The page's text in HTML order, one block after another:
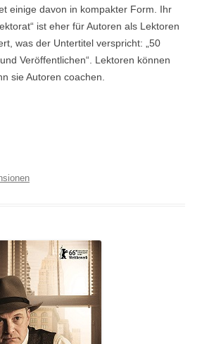
einige davon in kompakter Form. Ihr
ist eher für Autoren als Lektoren
was der Untertitel verspricht: „50
Veröffentlichen“. Lektoren können
sie Autoren coachen.